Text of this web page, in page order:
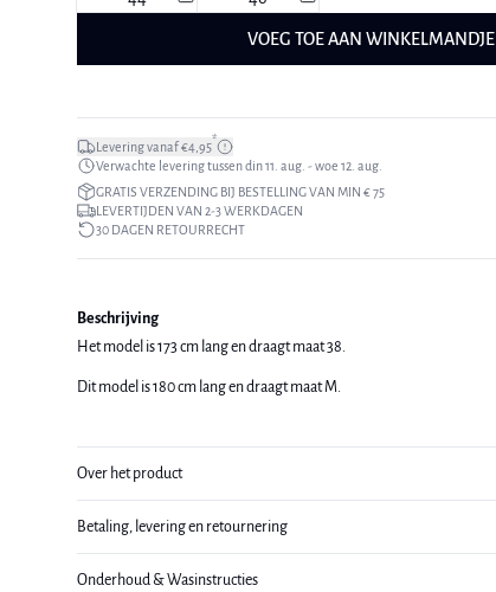
VOEG TOE AAN WINKELMANDJE
Levering vanaf €4,95*
Verwachte levering tussen din 11. aug. - woe 12. aug.
GRATIS VERZENDING BIJ BESTELLING VAN MIN € 75
LEVERTIJDEN VAN 2-3 WERKDAGEN
30 DAGEN RETOURRECHT
Beschrijving
Het model is 173 cm lang en draagt maat 38.
Dit model is 180 cm lang en draagt maat M.
Over het product
Betaling, levering en retournering
Onderhoud & Wasinstructies